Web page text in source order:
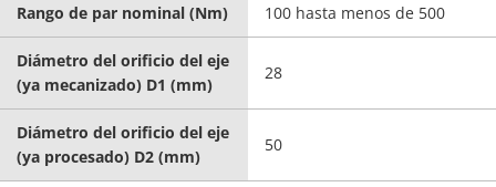
Rango de par nominal (Nm) 100 hasta menos de 500
Diámetro del orificio del eje
(ya mecanizado) D1 (mm)
28
Diámetro del orificio del eje
(ya procesado) D2 (mm)
50